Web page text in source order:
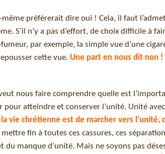
même préférerait dire oui ! Cela, il faut
S’il n’y a pas d’effort, de choix difficile à
par exemple, la simple vue d’une
cette vue. Une part en nous dit non
nous faire comprendre quelle est
atteindre et conserver l’unité. Unité
vie chrétienne est de marcher vers l’unité,
fin à toutes ces cassures, ces
manque d’unité. Mais ne soyons pas